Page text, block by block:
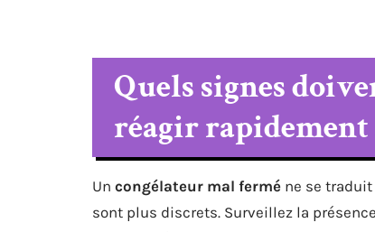
Quels signes
réagir rapidement
Un congélateur mal fermé ne se
sont plus discrets. Surveillez la